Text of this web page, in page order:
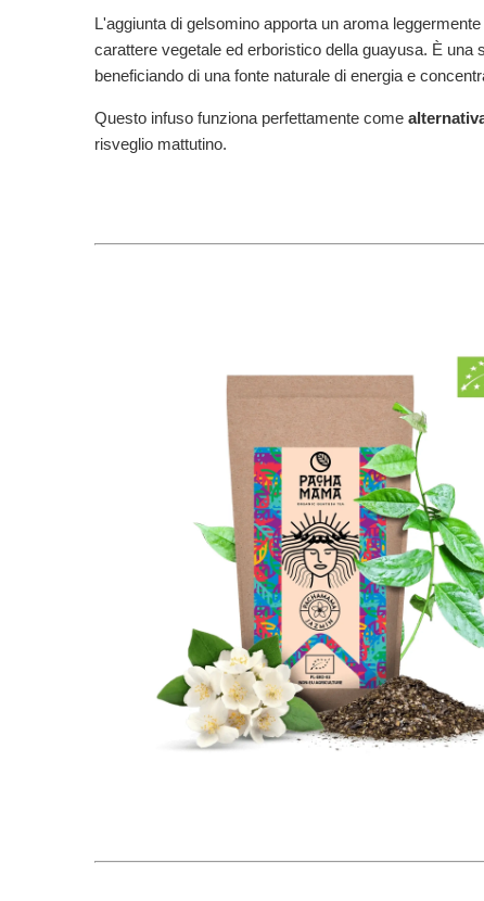
L'aggiunta di gelsomino apporta un aroma
carattere vegetale ed erboristico della guayusa. È
beneficiando di una fonte naturale di energia e
Questo infuso funziona perfettamente come
risveglio mattutino.